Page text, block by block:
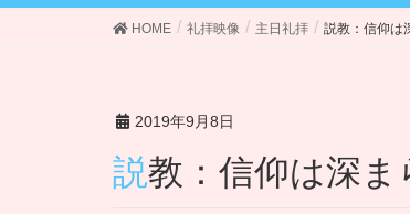
HOME 礼拝映像 主日礼拝 説教：信仰
2019年9月8日
説教：信仰は